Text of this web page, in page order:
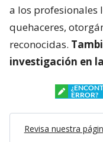
a los profesionales
quehaceres,
reconocidas.
investigación en
ERROR?
Revisa nuestra